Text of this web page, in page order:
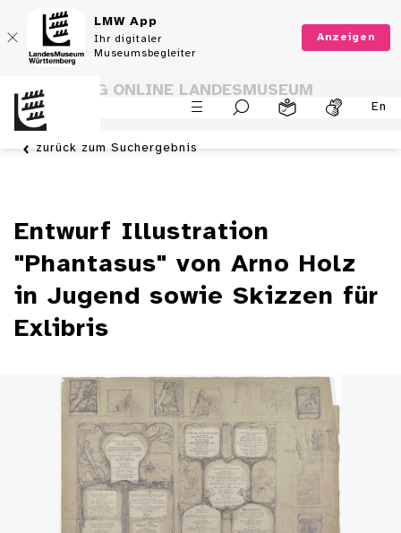
LMW App
Ihr digitaler
Museumsbegleiter
Anzeigen
En
SAMMLUNG ONLINE LANDESMUSEUM
WÜRTTEMBERG
zurück zum Suchergebnis
Entwurf Illustration
"Phantasus" von Arno Holz
in Jugend sowie Skizzen für
Exlibris